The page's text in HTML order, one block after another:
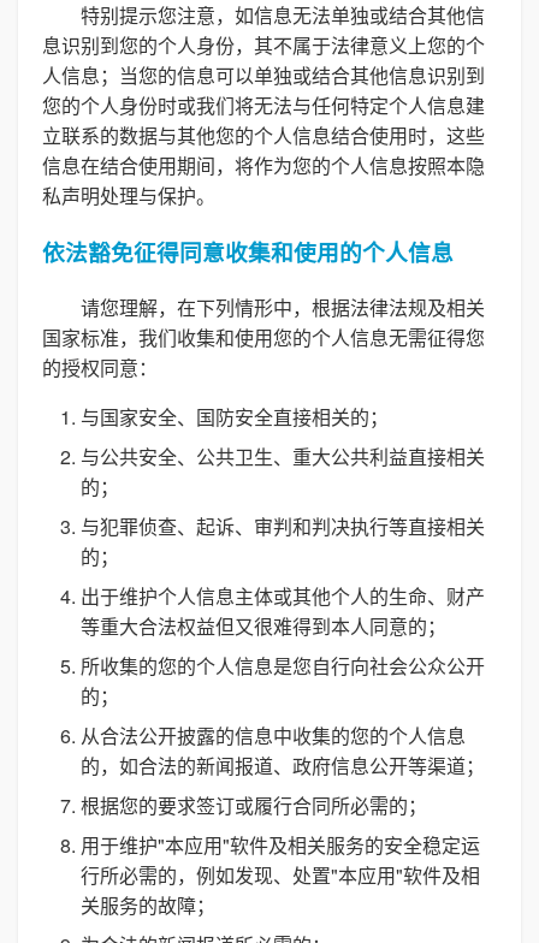
特别提示您注意，如信息无法单独或结合其他信
息识别到您的个人身份，其不属于法律意义上您的个
人信息；当您的信息可以单独或结合其他信息识别到
您的个人身份时或我们将无法与任何特定个人信息建
立联系的数据与其他您的个人信息结合使用时，这些
信息在结合使用期间，将作为您的个人信息按照本隐
私声明处理与保护。
依法豁免征得同意收集和使用的个人信息
请您理解，在下列情形中，根据法律法规及相关
国家标准，我们收集和使用您的个人信息无需征得您
的授权同意：
与国家安全、国防安全直接相关的；
与公共安全、公共卫生、重大公共利益直接相关
的；
与犯罪侦查、起诉、审判和判决执行等直接相关
的；
出于维护个人信息主体或其他个人的生命、财产
等重大合法权益但又很难得到本人同意的；
所收集的您的个人信息是您自行向社会公众公开
的；
从合法公开披露的信息中收集的您的个人信息
的，如合法的新闻报道、政府信息公开等渠道；
根据您的要求签订或履行合同所必需的；
用于维护"本应用"软件及相关服务的安全稳定运
行所必需的，例如发现、处置"本应用"软件及相
关服务的故障；